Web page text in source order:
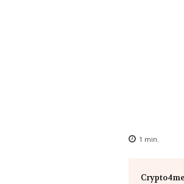
1 min.